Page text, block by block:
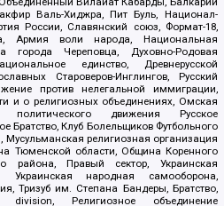
Валь-Хиджра, Пит Буль, Национал-
России, Славянский союз, Формат-18,
Армия воли народа, Национальная
города Череповца, Духовно-Родовая
единство, Древнерусской
Староверов-Инглингов, Русский
против нелегальной иммиграции,
и о религиозных объединениях, Омская
политического движения Русское
Братство, Клуб Болельщиков Футбольного
религиозная организация
Тюменской области, Община Коренного
района, Правый сектор, Украинская
народная самооборона,
Тризуб им. Степана Бандеры, Братство,
Религиозное объединение